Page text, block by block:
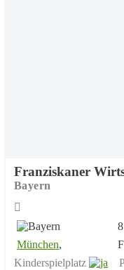
Franziskaner
Bayern
München,
Kinderspielplatz